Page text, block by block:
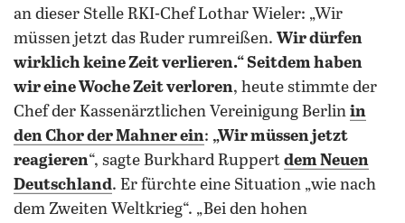
an dieser Stelle RKI-Chef Lothar Wieler: „Wir
müssen jetzt das Ruder rumreißen. Wir dürfen
wirklich keine Zeit verlieren.“ Seitdem haben
wir eine Woche Zeit verloren, heute stimmte der
Chef der Kassenärztlichen Vereinigung Berlin in
den Chor der Mahner ein: „Wir müssen jetzt
reagieren“, sagte Burkhard Ruppert dem Neuen
Deutschland. Er fürchte eine Situation „wie nach
dem Zweiten Weltkrieg“. „Bei den hohen